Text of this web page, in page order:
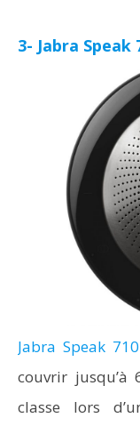
3- Jabra Speak
Jabra Speak 710
couvrir jusqu’à
classe lors